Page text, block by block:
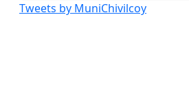
Tweets by MuniChivilcoy